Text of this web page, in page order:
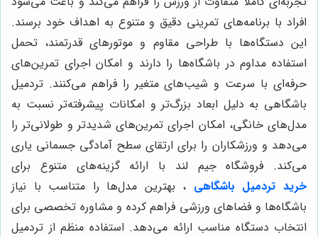
افراد با برنامه‌های تمرینی دقیق و متنوع به اهداف خود برسند.
این دستگاه‌ها با طراحی مقاوم و موتورهای قدرتمند، تحمل
استفاده مداوم در باشگاه‌ها را دارند و امکان اجرای تمرین‌های
حرفه‌ای با سرعت و شیب‌های متغیر را فراهم می‌کنند. تردمیل
باشگاهی به دلیل ابعاد بزرگ‌تر و امکانات پیشرفته‌تر نسبت به
مدل‌های خانگی، امکان اجرای تمرین‌های شدیدتر و طولانی‌تر را
می‌دهد و ورزشکاران را برای ارتقای سطح آمادگی جسمانی یاری
می‌کند. فروشگاه جیم لند با ارائه گزینه‌های متنوع برای
خرید تردمیل باشگاهی ، بهترین مدل‌ها را متناسب با نیاز
باشگاه‌ها و فضاهای ورزشی فراهم کرده و مشاوره تخصصی برای
انتخاب دستگاه مناسب ارائه می‌دهد. استفاده منظم از تردمیل